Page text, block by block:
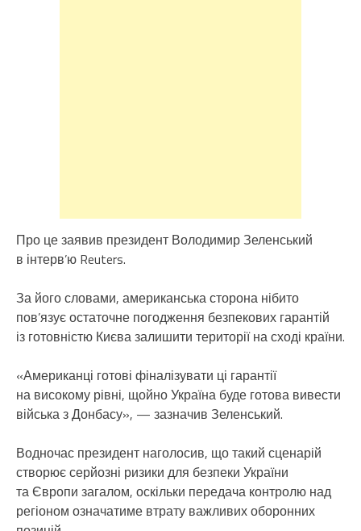
Про це заявив президент Володимир Зеленський
в інтерв’ю Reuters.
За його словами, американська сторона нібито
пов’язує остаточне погодження безпекових гарантій
із готовністю Києва залишити території на сході країни.
«Американці готові фіналізувати ці гарантії
на високому рівні, щойно Україна буде готова вивести
війська з Донбасу», — зазначив Зеленський.
Водночас президент наголосив, що такий сценарій
створює серйозні ризики для безпеки України
та Європи загалом, оскільки передача контролю над
регіоном означатиме втрату важливих оборонних